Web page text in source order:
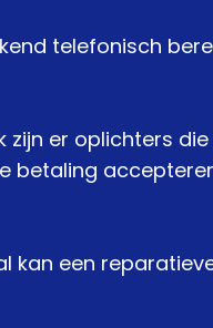
telefonisch
zijn er oplichters
kan een